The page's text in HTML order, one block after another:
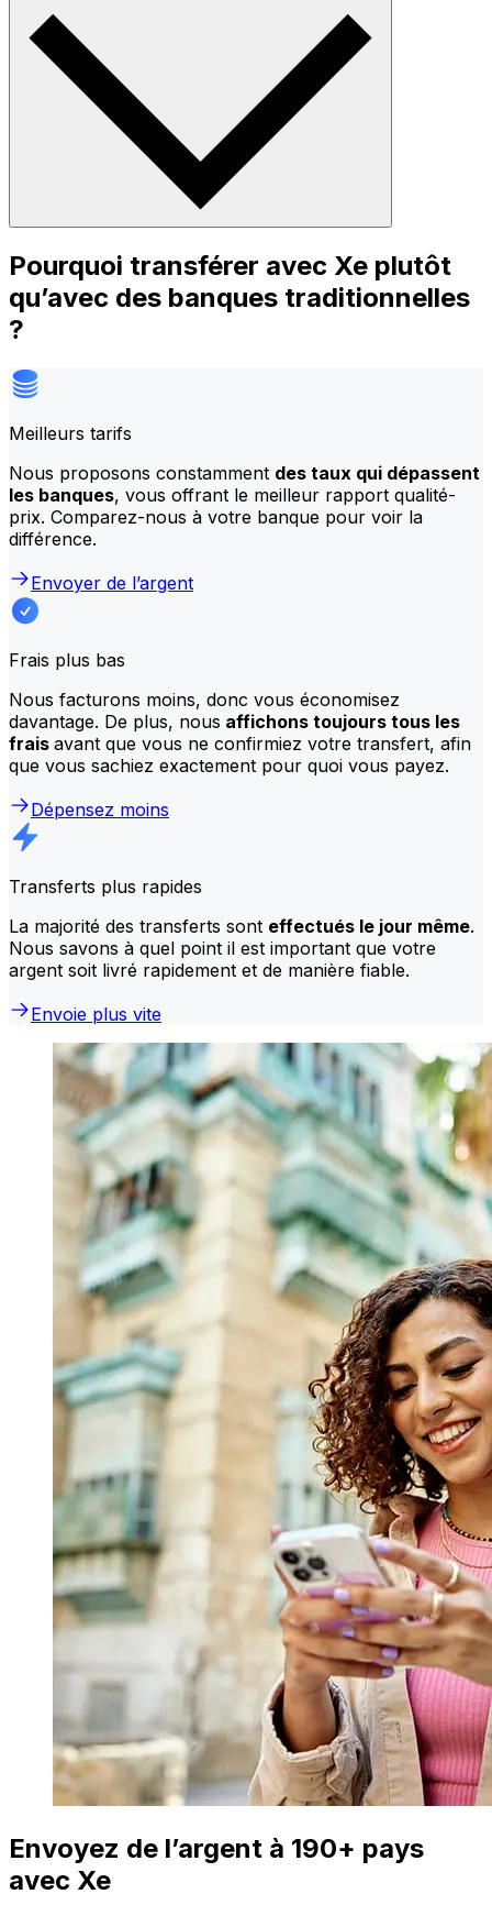
Pourquoi transférer avec Xe plutôt
qu’avec des banques traditionnelles
?
Meilleurs tarifs
Nous proposons constamment des taux qui dépassent
les banques, vous offrant le meilleur rapport qualité-
prix. Comparez-nous à votre banque pour voir la
différence.
Envoyer de l’argent
Frais plus bas
Nous facturons moins, donc vous économisez
davantage. De plus, nous affichons toujours tous les
frais avant que vous ne confirmiez votre transfert, afin
que vous sachiez exactement pour quoi vous payez.
Dépensez moins
Transferts plus rapides
La majorité des transferts sont effectués le jour même.
Nous savons à quel point il est important que votre
argent soit livré rapidement et de manière fiable.
Envoie plus vite
Envoyez de l’argent à 190+ pays
avec Xe